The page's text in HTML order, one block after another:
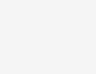
质量关口，严守
、公正、科学。